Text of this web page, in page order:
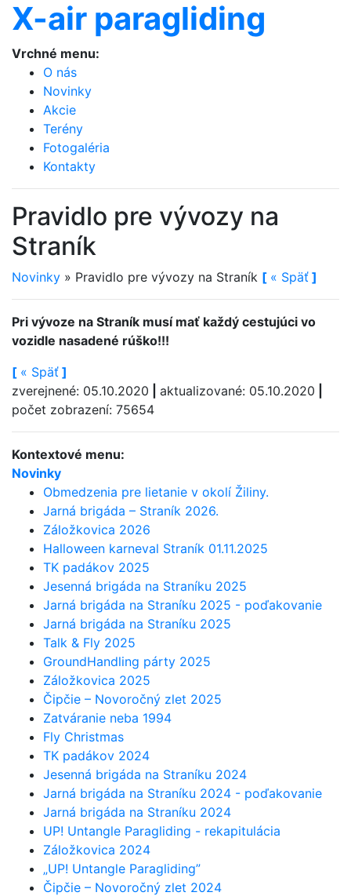
X-air paragliding
Vrchné menu:
O nás
Novinky
Akcie
Terény
Fotogaléria
Kontakty
Pravidlo pre vývozy na
Straník
Novinky » Pravidlo pre vývozy na Straník [ « Späť ]
Pri vývoze na Straník musí mať každý cestujúci vo
vozidle nasadené rúško!!!
[ « Späť ]
zverejnené: 05.10.2020
aktualizované: 05.10.2020
počet zobrazení: 75654
Kontextové menu:
Novinky
Obmedzenia pre lietanie v okolí Žiliny.
Jarná brigáda – Straník 2026.
Záložkovica 2026
Halloween karneval Straník 01.11.2025
TK padákov 2025
Jesenná brigáda na Straníku 2025
Jarná brigáda na Straníku 2025 - poďakovanie
Jarná brigáda na Straníku 2025
Talk & Fly 2025
GroundHandling párty 2025
Záložkovica 2025
Čipčie – Novoročný zlet 2025
Zatváranie neba 1994
Fly Christmas
TK padákov 2024
Jesenná brigáda na Straníku 2024
Jarná brigáda na Straníku 2024 - poďakovanie
Jarná brigáda na Straníku 2024
UP! Untangle Paragliding - rekapitulácia
Záložkovica 2024
„UP! Untangle Paragliding”
Čipčie – Novoročný zlet 2024